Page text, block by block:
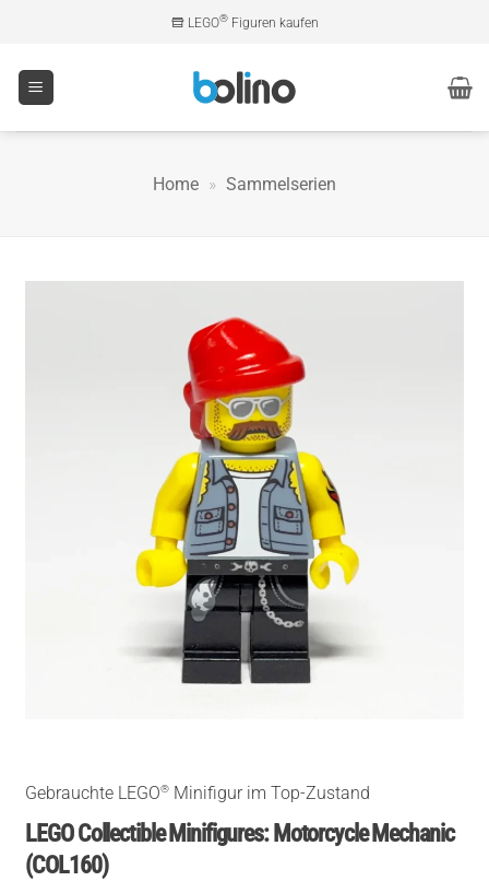
springen
LEGO®Figuren kaufen
Home » Sammelserien
Gebrauchte LEGO® Minifigur im Top-Zustand
LEGO Collectible Minifigures: Motorcycle Mechanic
(COL160)